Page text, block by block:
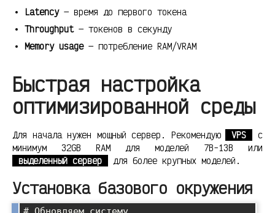
Latency— время до первого токена
Throughput— токенов в секунду
Memory usage— потребление RAM/VRAM
Быстрая настройка
оптимизированной среды
Для начала нужен мощный сервер. Рекомендую VPS
с
минимум 32GB RAM для моделей 7B-13B или
выделенный сервер
для более крупных моделей.
Установка базового окружения